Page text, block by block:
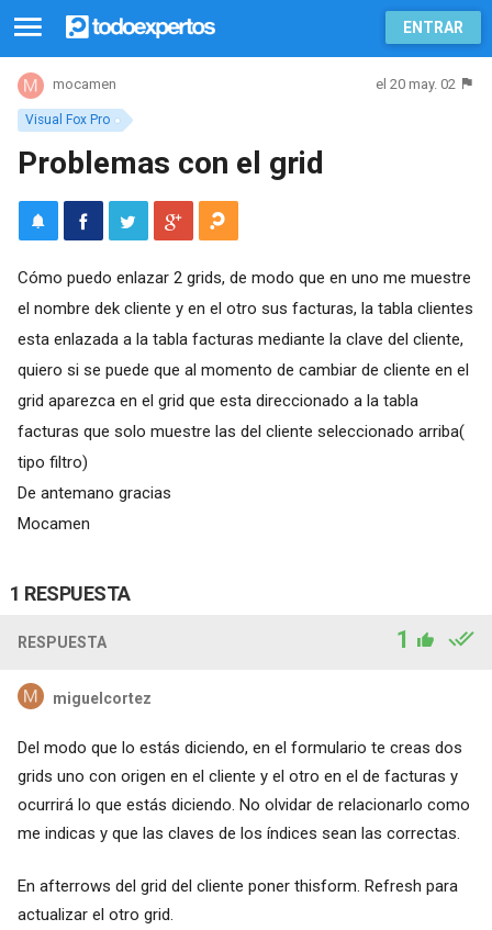
ENTRAR
Visual Fox Pro
mocamen el 20 may. 02
Problemas con el grid
Cómo puedo enlazar 2 grids, de modo que en uno me muestre
el nombre dek cliente y en el otro sus facturas, la tabla clientes
esta enlazada a la tabla facturas mediante la clave del cliente,
quiero si se puede que al momento de cambiar de cliente en el
grid aparezca en el grid que esta direccionado a la tabla
facturas que solo muestre las del cliente seleccionado arriba(
tipo filtro)
De antemano gracias
Mocamen
1 RESPUESTA
RESPUESTA 1
miguelcortez
Del modo que lo estás diciendo, en el formulario te creas dos
grids uno con origen en el cliente y el otro en el de facturas y
ocurrirá lo que estás diciendo. No olvidar de relacionarlo como
me indicas y que las claves de los índices sean las correctas.
En afterrows del grid del cliente poner thisform. Refresh para
actualizar el otro grid.